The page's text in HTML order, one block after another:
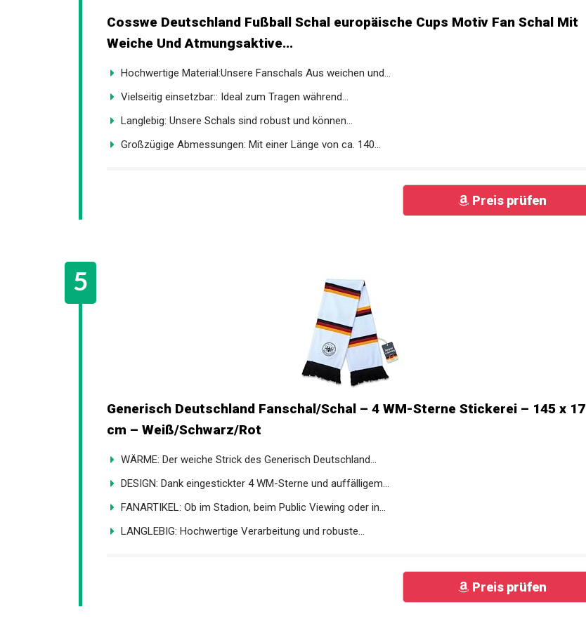
Cosswe Deutschland Fußball Schal europäische Cups Motiv Fan Schal Mit
Weiche Und Atmungsaktive...
Hochwertige Material:Unsere Fanschals Aus weichen und...
Vielseitig einsetzbar:: Ideal zum Tragen während...
Langlebig: Unsere Schals sind robust und können...
Großzügige Abmessungen: Mit einer Länge von ca. 140...
Preis prüfen
Generisch Deutschland Fanschal/Schal – 4 WM-Sterne Stickerei – 145 x 17
cm – Weiß/Schwarz/Rot
WÄRME: Der weiche Strick des Generisch Deutschland...
DESIGN: Dank eingestickter 4 WM-Sterne und auffälligem...
FANARTIKEL: Ob im Stadion, beim Public Viewing oder in...
LANGLEBIG: Hochwertige Verarbeitung und robuste...
Preis prüfen